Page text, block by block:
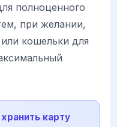
полноценного
при желании,
кошельки для
карту